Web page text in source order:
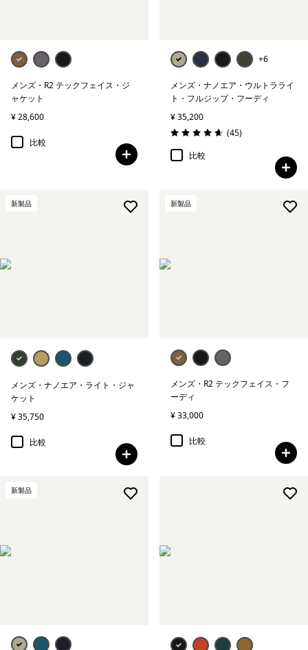
メンズ・R2 テックフェイス・ジ
ャケット
¥ 28,600
比較
+6
メンズ・ナノエア・ウルトラライ
ト・フルジップ・フーディ
¥ 35,200
評価: 4.7 / 5
(45レビュー
)
比較
新製品
メンズ・ナノエア・ライト・ジャ
ケット
¥ 35,750
比較
新製品
メンズ・R2 テックフェイス・フ
ーディ
¥ 33,000
比較
新製品